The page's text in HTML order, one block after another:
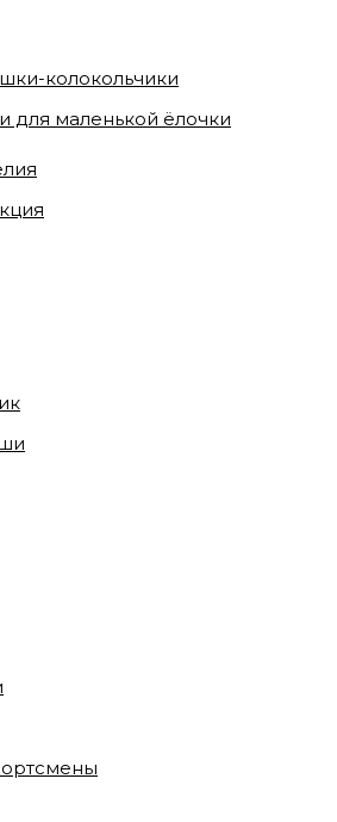
колокольчики
для маленькой ёлочки